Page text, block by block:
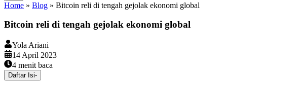
Home » Blog » Bitcoin reli di tengah gejolak ekonomi global
Bitcoin reli di tengah gejolak ekonomi global
Yola Ariani
14 April 2023
4 menit baca
Daftar Isi-